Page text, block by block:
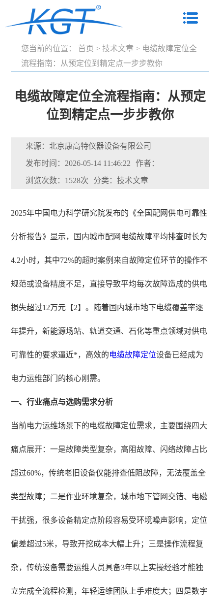
您当前的位置： 首页 > 技术文章 > 电缆故障定位全
流程指南：从预定位到精定点一步步教你
电缆故障定位全流程指南：从预定
位到精定点一步步教你
来源：北京康高特仪器设备有限公司
发布时间：2026-05-14 11:46:22 作者：
浏览次数：1528次 分类：技术文章
2025年中国电力科学研究院发布的《全国配网供电可靠性
分析报告》显示，国内城市配网电缆故障平均排查时长为
4.2小时，其中72%的超时案例来自故障定位环节的操作不
规范或设备精度不足，直接导致平均每次故障造成的供电
损失超过12万元【2】。随着国内城市地下电缆覆盖率逐
年提升，新能源场站、轨道交通、石化等重点领域对供电
可靠性的要求逼近*，高效的电缆故障定位设备已经成为
电力运维部门的核心刚需。
一、行业痛点与选购需求分析
当前电力运维场景下的电缆故障定位需求，主要围绕四大
痛点展开：一是故障类型复杂，高阻故障、闪络故障占比
超过60%，传统老旧设备仅能排查低阻故障，无法覆盖全
类型故障；二是作业环境复杂，城市地下管网交错、电磁
干扰强，很多设备精定点阶段容易受环境噪声影响，定位
偏差超过5米，导致开挖成本大幅上升；三是操作流程复
杂，传统设备需要运维人员具备3年以上实操经验才能独
立完成全流程检测，年轻运维团队上手难度大；四是数字